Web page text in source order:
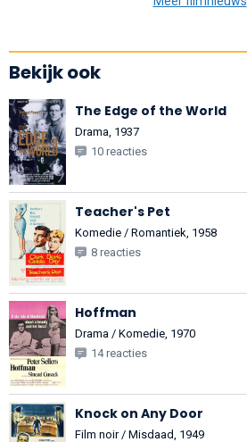
Bekijk ook
The Edge of the World
Drama, 1937
10 reacties
Teacher's Pet
Komedie / Romantiek, 1958
8 reacties
Hoffman
Drama / Komedie, 1970
14 reacties
Knock on Any Door
Film noir / Misdaad, 1949